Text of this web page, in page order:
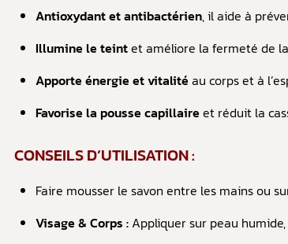
Antioxydant et antibactérien, il aide à
Illumine le teintet améliore la fermeté de
Apporte énergie et vitalité au corps et à
Favorise la pousse capillaire et réduit la
CONSEILS D’UTILISATION :
Faire mousser le savon entre les mains ou
Visage & Corps : Appliquer sur peau